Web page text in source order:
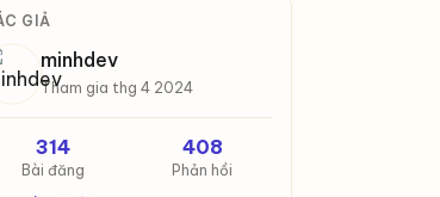
GIẢ
minhdev
Tham gia thg 4 2024
314
Bài đăng
408
Phản hồi